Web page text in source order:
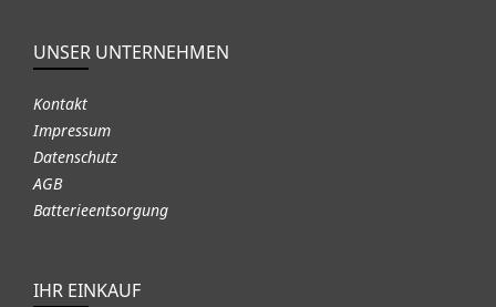
UNSER UNTERNEHMEN
Kontakt
Impressum
Datenschutz
AGB
Batterieentsorgung
IHR EINKAUF